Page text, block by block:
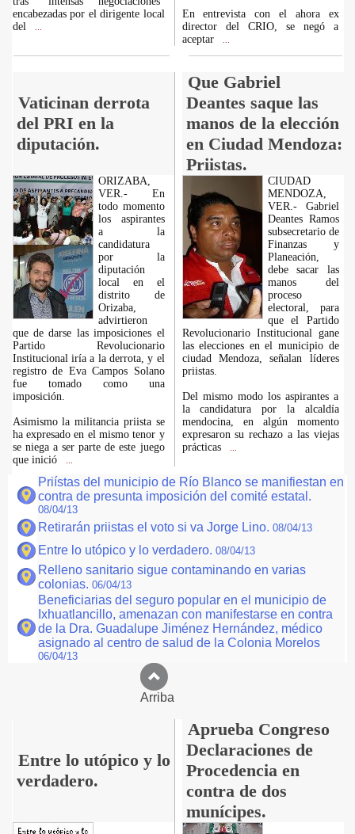
encabezadas por el dirigente local
del
En entrevista con el ahora ex
director del CRIO, se negó a
aceptar
Vaticinan derrota
del PRI en la
diputación.
Que Gabriel
Deantes saque las
manos de la elección
en Ciudad Mendoza:
Priistas.
ORIZABA,
VER.- En
todo momento
los aspirantes
a la
candidatura
por la
diputación
local en el
distrito de
Orizaba,
advirtieron
que de darse las imposiciones el
Partido Revolucionario
Institucional iría a la derrota, y el
registro de Eva Campos Solano
fue tomado como una
imposición.
Asimismo la militancia priista se
ha expresado en el mismo tenor y
se niega a ser parte de este juego
que inició
CIUDAD
MENDOZA,
VER.- Gabriel
Deantes Ramos
subsecretario de
Finanzas y
Planeación,
debe sacar las
manos del
proceso
electoral, para
que el Partido
Revolucionario Institucional gane
las elecciones en el municipio de
ciudad Mendoza, señalan líderes
priistas.
Del mismo modo los aspirantes a
la candidatura por la alcaldía
mendocina, en algún momento
expresaron su rechazo a las viejas
prácticas
Priístas del municipio de Río Blanco se manifiestan en
contra de presunta imposición del comité estatal.
08/04/13
Retirarán priistas el voto si va Jorge Lino. 08/04/13
Entre lo utópico y lo verdadero. 08/04/13
Relleno sanitario sigue contaminando en varias
colonias. 06/04/13
Beneficiarias del seguro popular en el municipio de
Ixhuatlancillo, amenazan con manifestarse en contra
de la Dra. Guadalupe Jiménez Hernández, médico
asignado al centro de salud de la Colonia Morelos
06/04/13
Arriba
Entre lo utópico y lo
verdadero.
Aprueba Congreso
Declaraciones de
Procedencia en
contra de dos
munícipes.